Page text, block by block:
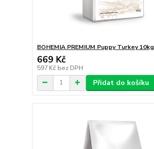
BOHEMIA PREMIUM Puppy Turkey 10kg
669 Kč
597 Kč bez DPH
Přidat do košíku